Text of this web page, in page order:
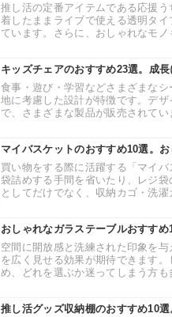
推し活の定番アイテムである応援
着したままライブで使える透明タ
ています。さらに、おしゃれなモノ
キッズチェアのおすすめ23選。成
食事・遊び・学習などさまざまな
地に考慮した設計が特徴です。デ
で、さまざまな製品が販売されてい
マイバスケットのおすすめ10選。
買い物をする際に活躍する「マイ
袋詰めする手間を省いたり、レジ
としてだけでなく、収納カゴ・洗濯
おしゃれなガラステーブルおすす
空間に開放感と洗練された印象を
を広く見せる効果が期待できます
め、どれを選ぶか迷ってしまう方も
推し活グッズ収納棚のおすすめ10